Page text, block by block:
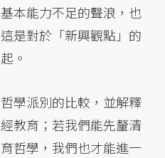
本能力不足的聲浪，也
是對於「新興觀點」的
。
學派別的比較，並解釋
教育；若我們能先釐清
哲學，我們也才能進一